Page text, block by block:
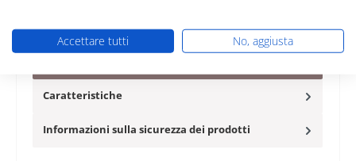
originale griglia per cenere per stufa a legna Oranier
Arkona Plus Oranier Arkona Plus griglia per cenere dati
Caratteristiche
Informazioni sulla sicurezza dei prodotti
Accettare tutti No, aggiusta